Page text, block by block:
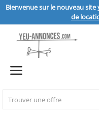
Bienvenue sur le nouveau
de
Home